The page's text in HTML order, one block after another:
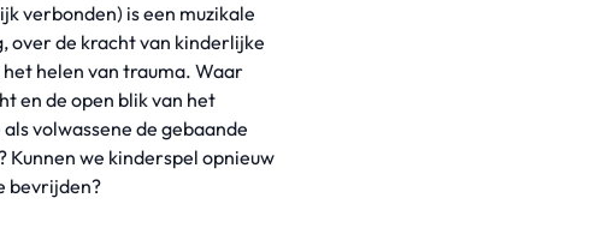
verbonden) is een muzikale
over de kracht van kinderlijke
helen van trauma. Waar
en de open blik van het
volwassene de gebaande
Kunnen we kinderspel opnieuw
bevrijden?